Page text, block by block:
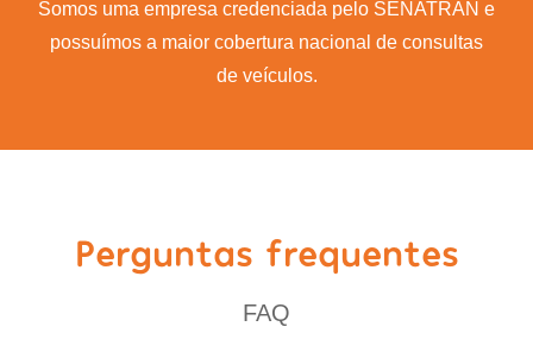
Somos uma empresa credenciada pelo SENATRAN e
possuímos a maior cobertura nacional de consultas
de veículos.
Perguntas frequentes
FAQ